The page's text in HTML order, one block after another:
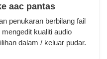
aac pantas
penukaran berbilang fail
kualiti audio
dalam / keluar pudar.